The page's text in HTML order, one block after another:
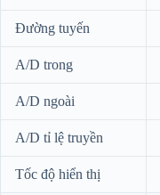
Đường tuyến
A/D trong
A/D ngoài
A/D tỉ lệ truyền
Tốc độ hiển thị